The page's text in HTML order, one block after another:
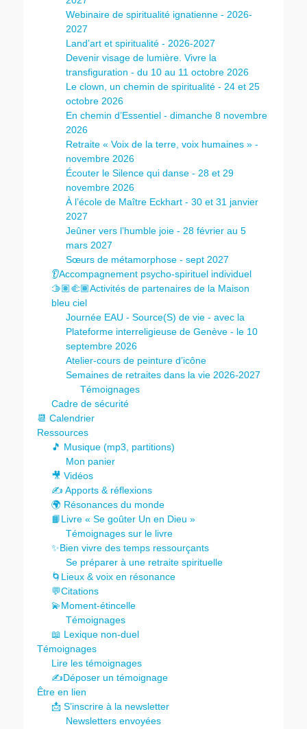
Webinaire de spiritualité ignatienne - 2026-
2027
Land’art et spiritualité - 2026-2027
Devenir visage de lumière. Vivre la
transfiguration - du 10 au 11 octobre 2026
Le clown, un chemin de spiritualité - 24 et 25
octobre 2026
En chemin d’Essentiel - dimanche 8 novembre
2026
Retraite « Voix de la terre, voix humaines » -
novembre 2026
Écouter le Silence qui danse - 28 et 29
novembre 2026
À l’école de Maître Eckhart - 30 et 31 janvier
2027
Jeûner vers l’humble joie - 28 février au 5
mars 2027
Sœurs de métamorphose - sept 2027
👂Accompagnement psycho-spirituel individuel
🫱🏽‍🫲🏾Activités de partenaires de la Maison
bleu ciel
Journée EAU - Source(S) de vie - avec la
Plateforme interreligieuse de Genève - le 10
septembre 2026
Atelier-cours de peinture d’icône
Semaines de retraites dans la vie 2026-2027
Témoignages
Cadre de sécurité
📆 Calendrier
Ressources
🎵 Musique (mp3, partitions)
Mon panier
🎥 Vidéos
✍️ Apports & réflexions
🌍 Résonances du monde
📙Livre « Se goûter Un en Dieu »
Témoignages sur le livre
✨Bien vivre des temps ressourçants
Se préparer à une retraite spirituelle
🌀Lieux & voix en résonance
💬Citations
💫Moment-étincelle
Témoignages
📖 Lexique non-duel
Témoignages
Lire les témoignages
✍️Déposer un témoignage
Être en lien
📩 S’inscrire à la newsletter
Newsletters envoyées